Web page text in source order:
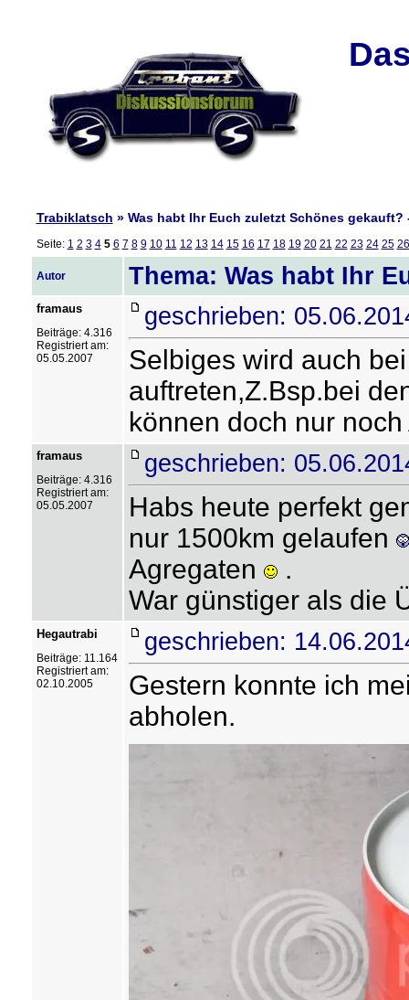
Trabiklatsch » Was habt Ihr Euch zuletzt Schönes gekauft?
Seite: 1 2 3 4 5 6 7 8 9 10 11 12 13 14 15 16 17 18 19 20 21 22 23 24 25 26
Autor Thema: Was habt Ihr
framaus
Beiträge: 4.316
Registriert am:
05.05.2007
geschrieben:
Selbiges wird auch
auftreten,Z.Bsp.bei
können doch nur
framaus
Beiträge: 4.316
Registriert am:
05.05.2007
geschrieben:
Habs heute perfekt
nur 1500km gelaufen
Agregaten
.
War günstiger als die
Hegautrabi
Beiträge: 11.164
Registriert am:
02.10.2005
geschrieben:
Gestern konnte ich
abholen.